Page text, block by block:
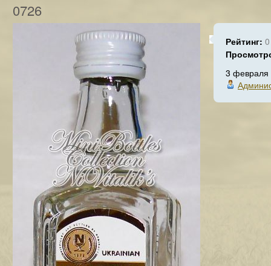
0726
Рейтинг: 0
3 февраля